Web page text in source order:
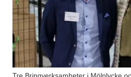
Tre Bringverksamheter i Mölnlycke